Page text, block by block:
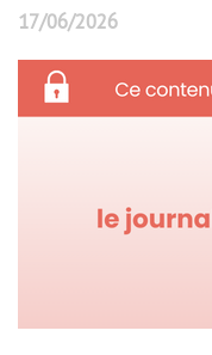
17/06/2026